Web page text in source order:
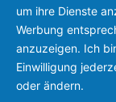
um ihre Dienste
Werbung
anzuzeigen. Ich
Einwilligung
oder ändern.